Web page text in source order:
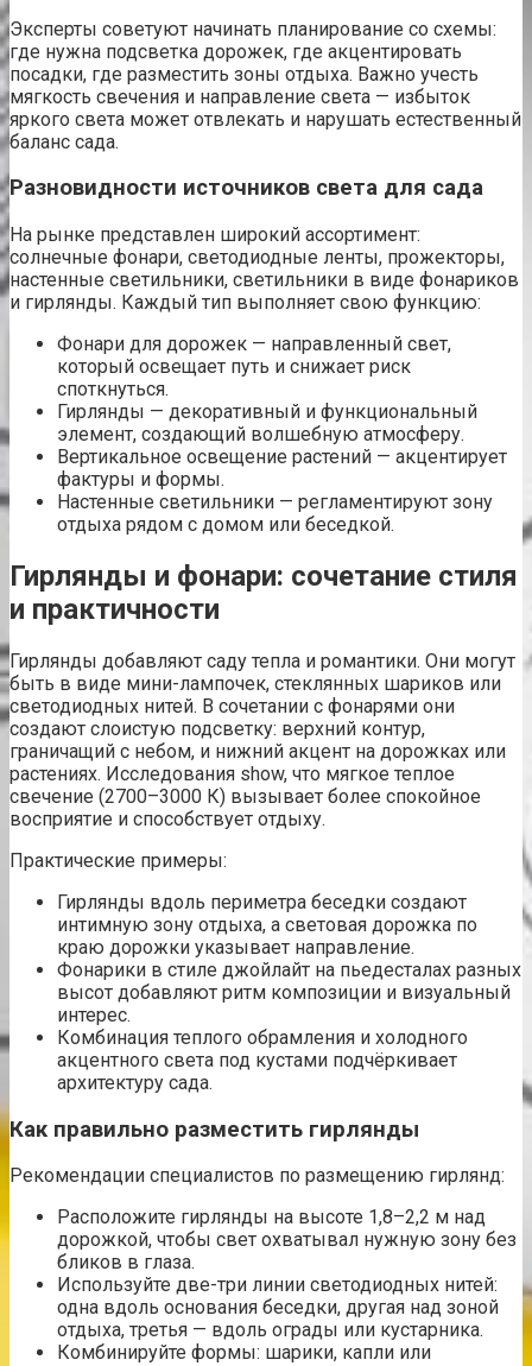
Эксперты советуют начинать планирование со схемы:
где нужна подсветка дорожек, где акцентировать
посадки, где разместить зоны отдыха. Важно учесть
мягкость свечения и направление света — избыток
яркого света может отвлекать и нарушать естественный
баланс сада.
Разновидности источников света для сада
На рынке представлен широкий ассортимент:
солнечные фонари, светодиодные ленты, прожекторы,
настенные светильники, светильники в виде фонариков
и гирлянды. Каждый тип выполняет свою функцию:
Фонари для дорожек — направленный свет,
который освещает путь и снижает риск
споткнуться.
Гирлянды — декоративный и функциональный
элемент, создающий волшебную атмосферу.
Вертикальное освещение растений — акцентирует
фактуры и формы.
Настенные светильники — регламентируют зону
отдыха рядом с домом или беседкой.
Гирлянды и фонари: сочетание стиля
и практичности
Гирлянды добавляют саду тепла и романтики. Они могут
быть в виде мини-лампочек, стеклянных шариков или
светодиодных нитей. В сочетании с фонарями они
создают слоистую подсветку: верхний контур,
граничащий с небом, и нижний акцент на дорожках или
растениях. Исследования show, что мягкое теплое
свечение (2700–3000 К) вызывает более спокойное
восприятие и способствует отдыху.
Практические примеры:
Гирлянды вдоль периметра беседки создают
интимную зону отдыха, а световая дорожка по
краю дорожки указывает направление.
Фонарики в стиле джойлайт на пьедесталах разных
высот добавляют ритм композиции и визуальный
интерес.
Комбинация теплого обрамления и холодного
акцентного света под кустами подчёркивает
архитектуру сада.
Как правильно разместить гирлянды
Рекомендации специалистов по размещению гирлянд:
Расположите гирлянды на высоте 1,8–2,2 м над
дорожкой, чтобы свет охватывал нужную зону без
бликов в глаза.
Используйте две-три линии светодиодных нитей:
одна вдоль основания беседки, другая над зоной
отдыха, третья — вдоль ограды или кустарника.
Комбинируйте формы: шарики, капли или